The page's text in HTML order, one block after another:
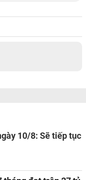
10/8: Sẽ tiếp tục